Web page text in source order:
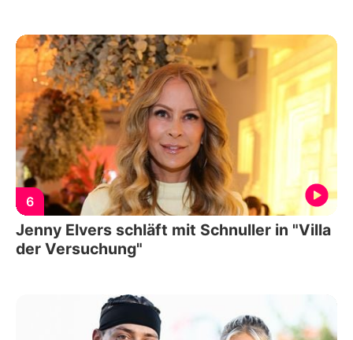
6
Jenny Elvers schläft mit Schnuller in "Villa
der Versuchung"